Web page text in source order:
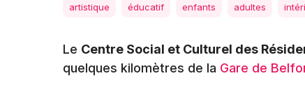
artistique éducatif enfants adultes
Le Centre Social et Culturel des
quelques kilomètres de la Gare de